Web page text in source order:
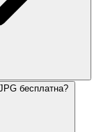
бесплатна?